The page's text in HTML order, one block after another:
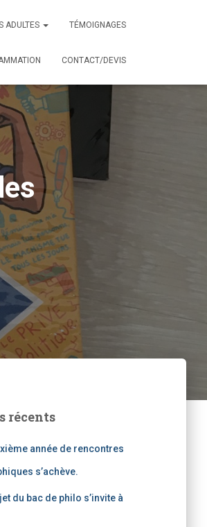
ADULTES TÉMOIGNAGES
CONTACT/DEVIS
récents
année de rencontres
s’achève.
du bac de philo s’invite à